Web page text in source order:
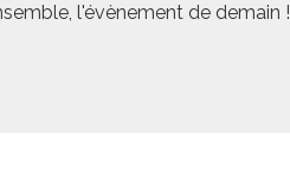
l'évènement de demain !